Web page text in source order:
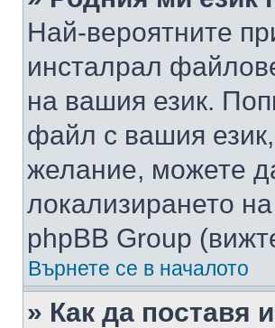
Най-вероятните
инсталрал
на вашия език.
файл с вашия
желание, можете
локализирането
phpBB Group
Върнете се в началото
» Как да поставя